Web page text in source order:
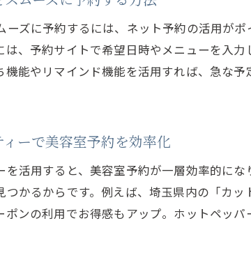
メンズ向け美容室が
埼玉の美容室でメ
美容室予約でメン
メンズに特化した
カットが上手い美容室を
埼玉でカットが上
カット技術で選ぶ美
ズに予約するには、ネット予約の活用が
は、予約サイトで希望日時やメニューを入
機能やリマインド機能を活用すれば、急な
ーで美容室予約を効率化
を活用すると、美容室予約が一層効率的に
つかるからです。例えば、埼玉県内の「カ
ポンの利用でお得感もアップ。ホットペッ